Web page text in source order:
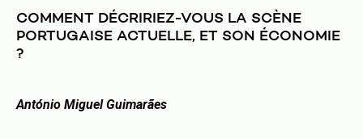
COMMENT DÉCRIRIEZ-VOUS LA SCÈNE
PORTUGAISE ACTUELLE, ET SON ÉCONOMIE
?
António Miguel Guimarães